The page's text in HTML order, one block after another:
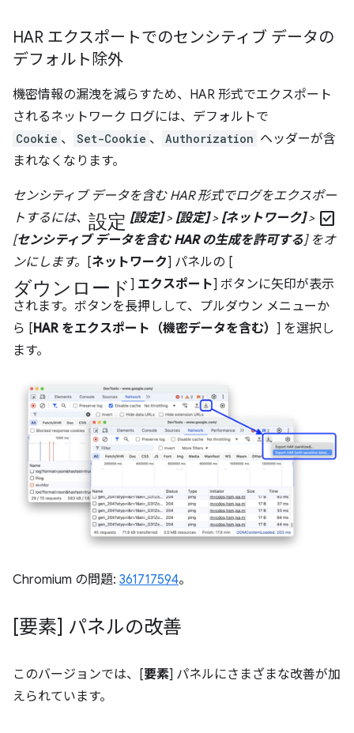
HAR エクスポートでのセンシティブ データの
デフォルト除外
機密情報の漏洩を減らすため、HAR 形式でエクスポート
されるネットワーク ログには、デフォルトで
Cookie 、 Set-Cookie 、 Authorization ヘッダーが含
まれなくなります。
センシティブ データを含む HAR 形式でログをエクスポー
トするには、 設定 [設定]> [設定]> [ネットワーク]> check_box
[センシティブ データを含む HAR の生成を許可する] をオ
ンにします。
[ネットワーク] パネルの [
ダウンロード ] エクスポート] ボタンに矢印が表示
されます。ボタンを長押しして、プルダウン メニューか
ら [HAR をエクスポート（機密データを含む） ] を選択し
ます。
Chromium の問題: 361717594。
[要素] パネルの改善
このバージョンでは、[要素] パネルにさまざまな改善が加
えられています。